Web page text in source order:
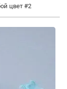
цвет #2